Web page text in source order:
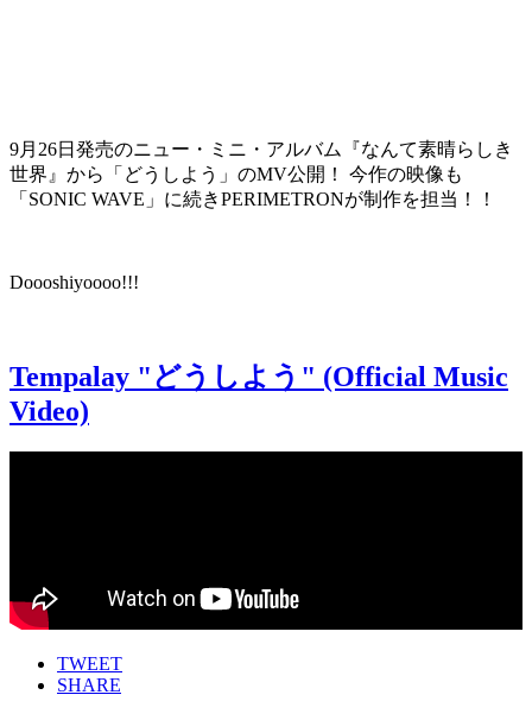
9月26日発売のニュー・ミニ・アルバム『なんて素晴らしき
世界』から「どうしよう」のMV公開！ 今作の映像も
「SONIC WAVE」に続きPERIMETRONが制作を担当 ！！
Doooshiyoooo!!!
Tempalay "どうしよう" (Official Music
Video)
TWEET
SHARE